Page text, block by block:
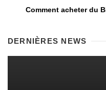
Comment acheter du
DERNIÈRES NEWS